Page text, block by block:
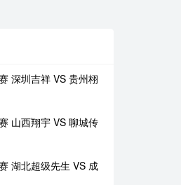
深圳吉祥 VS 贵州栩
山西翔宇 VS 聊城传
湖北超级先生 VS 成